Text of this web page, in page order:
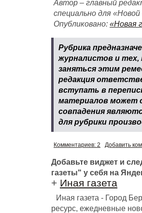
Автор – главный
специально для
Опубликовано: «Новая
Рубрика
журналистов и
заняться этим
редакция
вступать в
материалов может
совпадения
для рубрики
Комментариев: 2 Добавить
Добавьте виджет и
газеты" у себя на
+ Иная газета
Иная газета - Город
ресурс, ежедневные